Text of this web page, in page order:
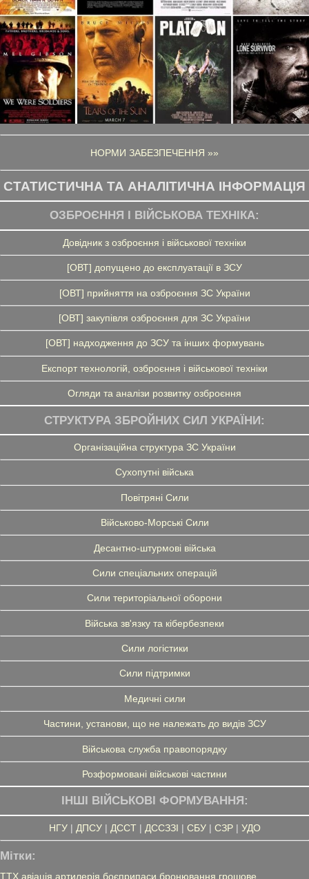
НОРМИ ЗАБЕЗПЕЧЕННЯ »»
СТАТИСТИЧНА ТА АНАЛІТИЧНА ІНФОРМАЦІЯ
ОЗБРОЄННЯ І ВІЙСЬКОВА ТЕХНІКА:
Довідник з озброєння і військової техніки
[ОВТ] допущено до експлуатації в ЗСУ
[ОВТ] прийняття на озброєння ЗС України
[ОВТ] закупівля озброєння для ЗС України
[ОВТ] надходження до ЗСУ та інших формувань
Експорт технологій, озброєння і військової техніки
Огляди та аналізи розвитку озброєння
СТРУКТУРА ЗБРОЙНИХ СИЛ УКРАЇНИ:
Організаційна структура ЗС України
Сухопутні війська
Повітряні Сили
Військово-Морські Сили
Десантно-штурмові війська
Сили спеціальних операцій
Сили територіальної оборони
Війська зв'язку та кібербезпеки
Сили логістики
Сили підтримки
Медичні сили
Частини, установи, що не належать до видів ЗСУ
Військова служба правопорядку
Розформовані військові частини
ІНШІ ВІЙСЬКОВІ ФОРМУВАННЯ:
НГУ| ДПСУ| ДССТ| ДССЗЗІ | СБУ| СЗР| УДО
Мітки:
ТТХ авіація артилерія боєприпаси бронювання грошове